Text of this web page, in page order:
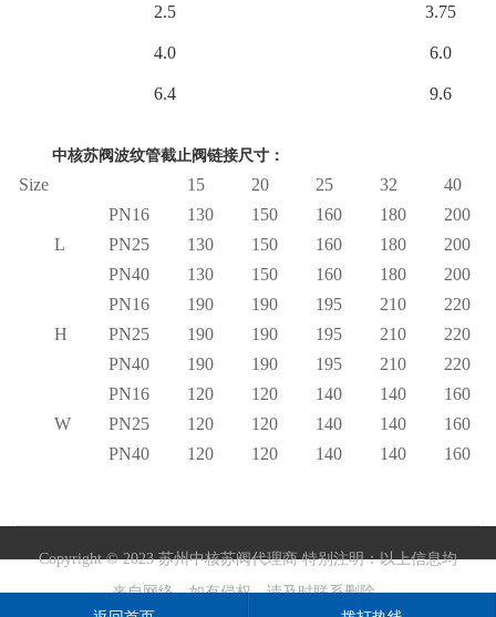
2.5 3.75
4.0 6.0
6.4 9.6
中核苏阀波纹管截止阀链接尺寸：
Size 15 20 25 32 40
L
PN16 130 150 160 180
200
PN25
130 150 160 180
200
PN40
130 150 160 180 200
H
PN16 190 190 195 210
220
PN25
190 190 195 210
220
PN40
190 190 195 210 220
W
PN16 120 120 140 140
160
PN25
120 120 140 140
160
PN40
120 120 140 140 160
Copyright © 2023 苏州中核苏阀代理商 特别注明：以上信息均
来自网络，如有侵权，请及时联系删除